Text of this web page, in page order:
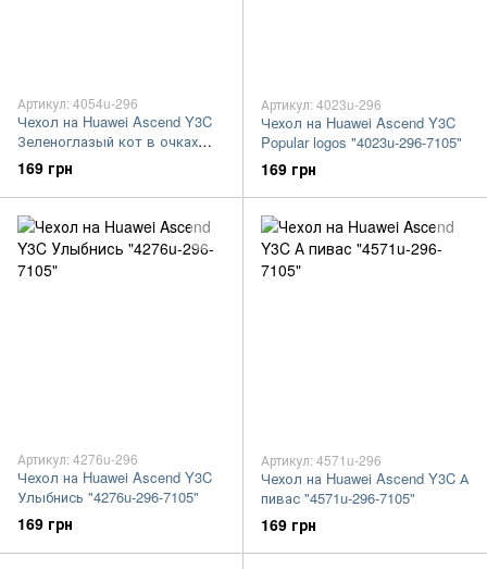
Артикул: 4054u-296
Чехол на Huawei Ascend Y3C
Зеленоглазый кот в очках
"4054u-296-7105"
169 грн
Артикул: 4023u-296
Чехол на Huawei Ascend Y3C
Popular logos "4023u-296-7105"
169 грн
Артикул: 4276u-296
Чехол на Huawei Ascend Y3C
Улыбнись "4276u-296-7105"
169 грн
Артикул: 4571u-296
Чехол на Huawei Ascend Y3C А
пивас "4571u-296-7105"
169 грн